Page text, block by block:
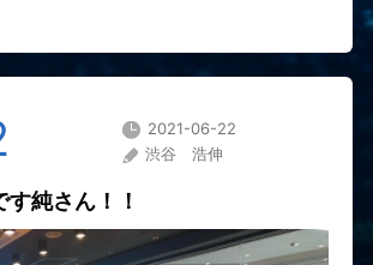
2021-06-22
渋谷 浩伸
純さん！！